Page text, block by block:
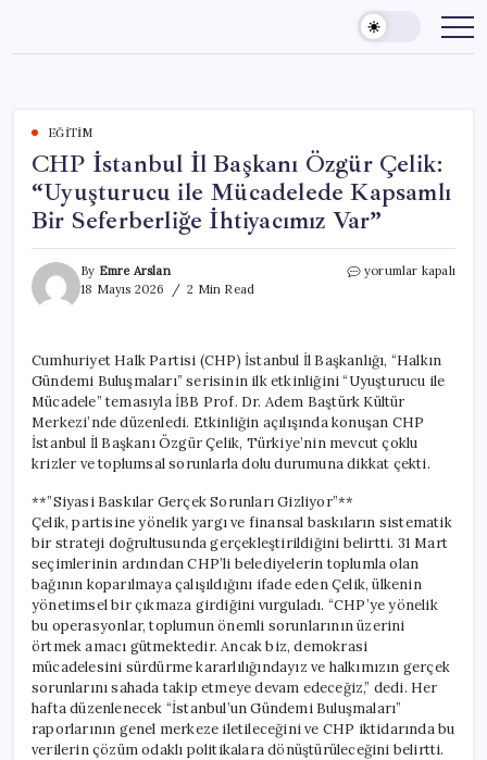
content
EĞITIM
CHP İstanbul İl Başkanı Özgür Çelik:
“Uyuşturucu ile Mücadelede Kapsamlı
Bir Seferberliğe İhtiyacımız Var”
By Emre Arslan
18 Mayıs 2026
2 Min Read
CHP
Çelik:
“Uyuşturucu
ile
Mücadelede
Kapsamlı
Bir
Seferberliğe
için
yorumlar kapalı
Cumhuriyet Halk Partisi (CHP) İstanbul İl Başkanlığı, “Halkın
Gündemi Buluşmaları” serisinin ilk etkinliğini “Uyuşturucu ile
Mücadele” temasıyla İBB Prof. Dr. Adem Baştürk Kültür
Merkezi’nde düzenledi. Etkinliğin açılışında konuşan CHP
İstanbul İl Başkanı Özgür Çelik, Türkiye’nin mevcut çoklu
krizler ve toplumsal sorunlarla dolu durumuna dikkat çekti.
**”Siyasi Baskılar Gerçek Sorunları Gizliyor”**
Çelik, partisine yönelik yargı ve finansal baskıların sistematik
bir strateji doğrultusunda gerçekleştirildiğini belirtti. 31 Mart
seçimlerinin ardından CHP’li belediyelerin toplumla olan
bağının koparılmaya çalışıldığını ifade eden Çelik, ülkenin
yönetimsel bir çıkmaza girdiğini vurguladı. “CHP’ye yönelik
bu operasyonlar, toplumun önemli sorunlarının üzerini
örtmek amacı gütmektedir. Ancak biz, demokrasi
mücadelesini sürdürme kararlılığındayız ve halkımızın gerçek
sorunlarını sahada takip etmeye devam edeceğiz,” dedi. Her
hafta düzenlenecek “İstanbul’un Gündemi Buluşmaları”
raporlarının genel merkeze iletileceğini ve CHP iktidarında bu
verilerin çözüm odaklı politikalara dönüştürüleceğini belirtti.